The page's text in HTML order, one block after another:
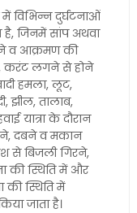
विभिन्न दुर्घटनाओं
है, जिनमें सांप अथवा
व आक्रमण की
करंट लगने से होने
हमला, लूट,
झील, तालाब,
यात्रा के दौरान
दबने व मकान
से बिजली गिरने,
की स्थिति में और
की स्थिति में
जाता है।